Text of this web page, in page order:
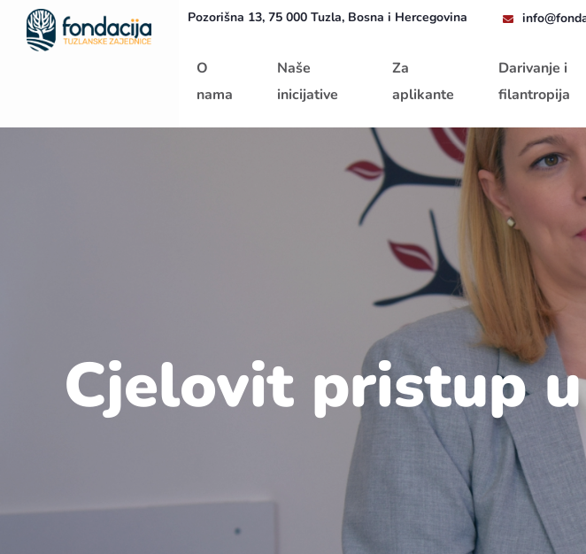
Početna Pozorišna 13, 75 000 Tuzla, Bosna i Hercegovina
O
nama
Naše
inicijative
Za
aplikante
Darivanje i
filantropija
Cjelovit pristup